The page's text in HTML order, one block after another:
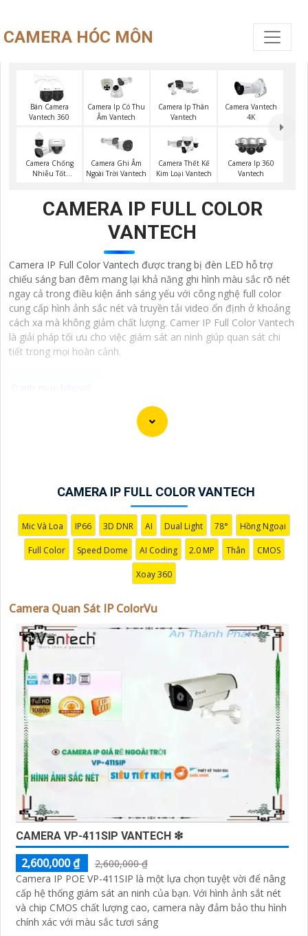
CAMERA HÓC MÔN
Bán Camera
Vantech 360
Camera Ip Có Thu
Âm Vantech
Camera Ip Thân
Vantech
Camera Vantech
4K
Camera Chống
Nhiễu Tốt
Camera Ghi Âm
Ngoài Trời Vantech
Camera Thết Kế
Kim Loại Vantech
Camera Ip 360
Vantech
CAMERA IP FULL COLOR
VANTECH
Camera IP Full Color Vantech được trang bị đèn LED hỗ trợ
chiếu sáng ban đêm mang lại khả năng ghi hình màu sắc rõ nét
ngay cả trong điều kiện ánh sáng yếu với công nghệ full color
cung cấp hình ảnh sắc nét và truyền tải video ổn định ở khoảng
cách xa mà không giảm chất lượng. Camer IP Full Color Vantech
là giải pháp tối ưu cho việc giám sát an ninh giúp quan sát chi
tiết trong mọi hoàn cảnh.
Camera Quan Sát IP ColorVu sử dụng công nghệ
ColorVu cho hình ảnh màu sắc cực kỳ sắc nét và rõ ràng
môi trường thiếu ánh sáng. Mẫu camera này được thiết
kế hiện đại, dễ lắp đặt và cài đặt, phù hợp với nhiều
không gian như văn phòng, cửa hàng, gia đình, hay
nhà kho. Camera Quan Sát IP ColorVu cung cấp khả
năng quan sát từ xa qua hệ thống mạng internet, giúp
bạn dễ dàng theo dõi mọi hoạt động mọi lúc mọi nơi
CAMERA IP FULL COLOR VANTECH
Mic Và Loa IP66 3D DNR AI Dual Light 78° Hồng Ngoại
Full Color Speed Dome AI Coding 2.0 MP Thân CMOS
Xoay 360
Camera Quan Sát IP ColorVu
CAMERA VP-411SIP VANTECH ❇
2,600,000 ₫
2,600,000 ₫
Camera IP POE VP-411SIP là một lựa chọn tuyệt vời để nâng
cấp hệ thống giám sát an ninh của bạn. Với hình ảnh sắt nét
và chip CMOS chất lượng cao, camera này đảm bảo thu hình
chính xác với màu sắc tươi sáng